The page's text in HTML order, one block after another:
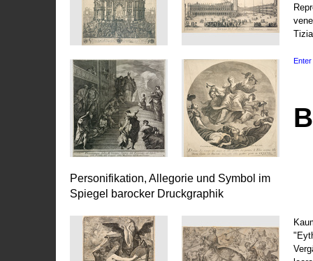
Enter
Personifikation, Allegorie und Symbol im
Spiegel barocker Druckgraphik